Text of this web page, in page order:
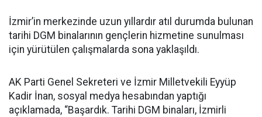
İzmir’in merkezinde uzun yıllardır atıl durumda bulunan
tarihi DGM binalarının gençlerin hizmetine sunulması
için yürütülen çalışmalarda sona yaklaşıldı.
AK Parti Genel Sekreteri ve İzmir Milletvekili Eyyüp
Kadir İnan, sosyal medya hesabından yaptığı
açıklamada, “Başardık. Tarihi DGM binaları, İzmirli